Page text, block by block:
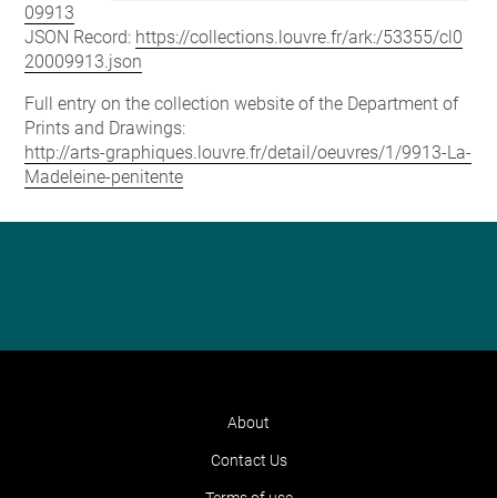
09913
JSON Record: https://collections.louvre.fr/ark:/53355/cl0
20009913.json
Full entry on the collection website of the Department of
Prints and Drawings:
http://arts-graphiques.louvre.fr/detail/oeuvres/1/9913-La-
Madeleine-penitente
About
Contact Us